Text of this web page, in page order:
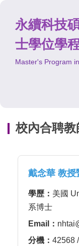
永續科技
士學位學
Master's Program
校內合聘教
戴念華 教授
學歷： 美國
系博士
Email：
分機： 42568